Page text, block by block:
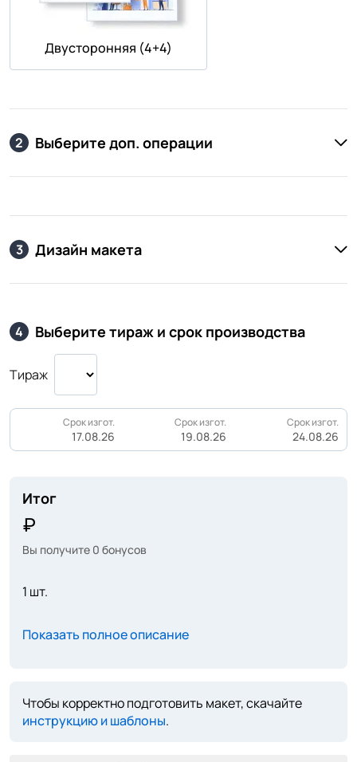
Двусторонняя (4+4)
2 Выберите доп. операции
3 Дизайн макета
4 Выберите тираж и срок производства
Тираж
Срок изгот.
17.08.26
Срок изгот.
19.08.26
Срок изгот.
24.08.26
Итог
Вы получите 0 бонусов
1 шт.
Показать полное описание
Чтобы корректно подготовить макет, скачайте
инструкцию и шаблоны.